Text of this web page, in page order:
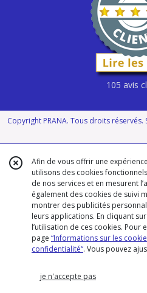
105 avis
Copyright PRANA. Tous droits réservés.
Afin de vous offrir une
utilisons des cookies
de nos services et en mesurent
également des cookies de suivi
montrer des publicités
leurs applications. En cliquant
l’utilisation de ces cookies.
page “Informations sur les
confidentialité“. Vous pouvez
je n'accepte pas